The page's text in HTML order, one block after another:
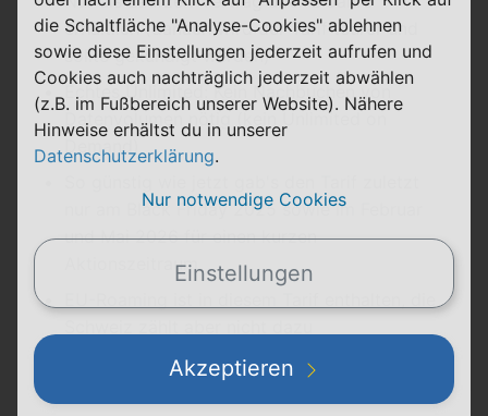
erhältlich (danach wird der Tarif teurer und
sollte gekündigt werden)
Echtes Unlimited: Kein Nachbuchen von
Datenvolumen nötig (kein Unlimited on
Demand)
nur am Black Friday 2025 sowie im Februar
und Mai 2026 für einen kurzen
Aktionszeitraum
Die Aktion läuft bis zum29.6.2026
die Schaltfläche "Analyse-Cookies" ablehnen
sowie diese Einstellungen jederzeit aufrufen und
Cookies auch nachträglich jederzeit abwählen
(z.B. im Fußbereich unserer Website). Nähere
Hinweise erhältst du in unserer
Datenschutzerklärung.
Nur notwendige Cookies
Einstellungen
Akzeptieren